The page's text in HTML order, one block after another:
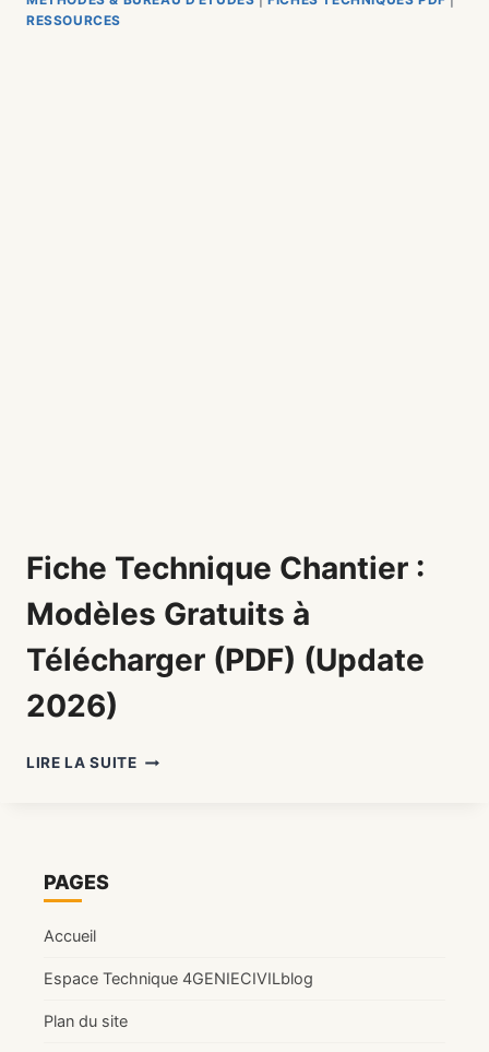
RESSOURCES
Fiche Technique Chantier :
Modèles Gratuits à
Télécharger (PDF) (Update
2026)
LIRE LA SUITEFICHE
2026)
PAGES
Accueil
Espace Technique 4GENIECIVILblog
Plan du site